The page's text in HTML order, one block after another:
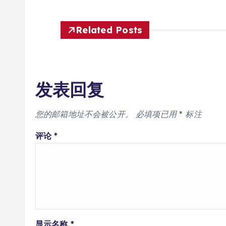
Related Posts
发表回复
您的邮箱地址不会被公开。 必填项已用* 标注
评论*
显示名称 *